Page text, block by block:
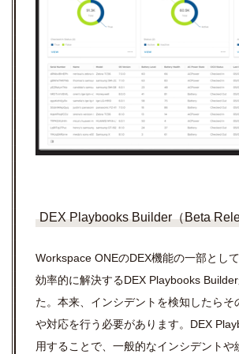
DEX Playbooks Builder（Beta
Workspace ONEのDEX機能の一部とし
効率的に解決するDEX Playbooks Builder
た。本来、インシデントを検知したらそ
や対応を行う必要があります。 DEX
用することで、一般的なインシデントや